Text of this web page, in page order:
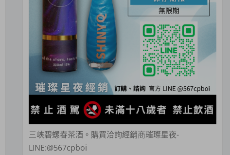
三峽碧螺春茶酒。購買洽詢經銷商璀璨星夜-
LINE:@567cpboi